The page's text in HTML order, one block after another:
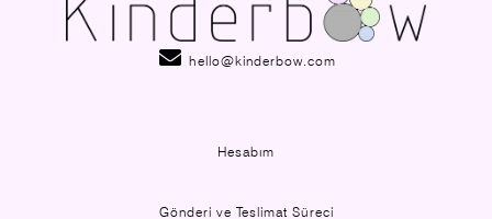
hello@kinderbow.com
Hesabım
Gönderi ve Teslimat Süreci